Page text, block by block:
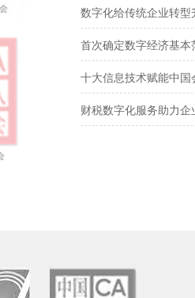
数字化给传统企业转型
首次确定数字经济基本
十大信息技术赋能中国
财税数字化服务助力